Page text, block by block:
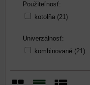
Použiteľnosť:
kotolňa (21)
Univerzálnosť:
kombinované (21)